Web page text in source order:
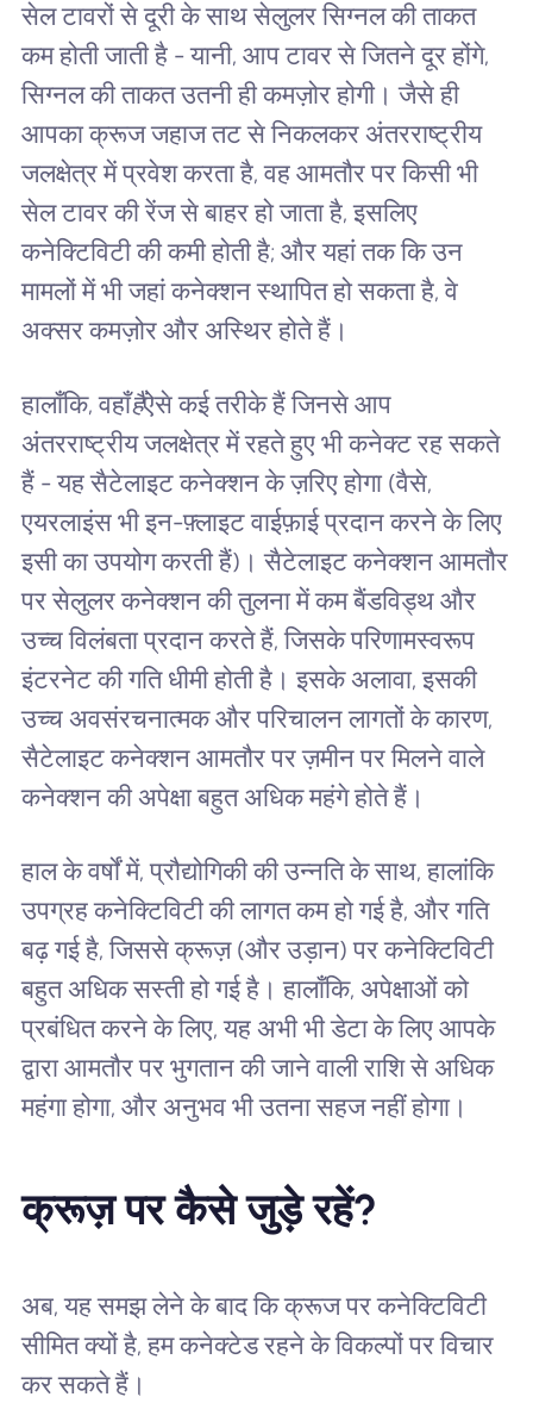
सेल टावरों से दूरी के साथ सेलुलर सिग्नल की ताकत
कम होती जाती है - यानी, आप टावर से जितने दूर होंगे,
सिग्नल की ताकत उतनी ही कमज़ोर होगी। जैसे ही
आपका क्रूज जहाज तट से निकलकर अंतरराष्ट्रीय
जलक्षेत्र में प्रवेश करता है, वह आमतौर पर किसी भी
सेल टावर की रेंज से बाहर हो जाता है, इसलिए
कनेक्टिविटी की कमी होती है; और यहां तक ​​कि उन
मामलों में भी जहां कनेक्शन स्थापित हो सकता है, वे
अक्सर कमज़ोर और अस्थिर होते हैं।
हालाँकि, वहाँहैंऐसे कई तरीके हैं जिनसे आप
अंतरराष्ट्रीय जलक्षेत्र में रहते हुए भी कनेक्ट रह सकते
हैं - यह सैटेलाइट कनेक्शन के ज़रिए होगा (वैसे,
एयरलाइंस भी इन-फ़्लाइट वाईफ़ाई प्रदान करने के लिए
इसी का उपयोग करती हैं)। सैटेलाइट कनेक्शन आमतौर
पर सेलुलर कनेक्शन की तुलना में कम बैंडविड्थ और
उच्च विलंबता प्रदान करते हैं, जिसके परिणामस्वरूप
इंटरनेट की गति धीमी होती है। इसके अलावा, इसकी
उच्च अवसंरचनात्मक और परिचालन लागतों के कारण,
सैटेलाइट कनेक्शन आमतौर पर ज़मीन पर मिलने वाले
कनेक्शन की अपेक्षा बहुत अधिक महंगे होते हैं।
हाल के वर्षों में, प्रौद्योगिकी की उन्नति के साथ, हालांकि
उपग्रह कनेक्टिविटी की लागत कम हो गई है, और गति
बढ़ गई है, जिससे क्रूज़ (और उड़ान) पर कनेक्टिविटी
बहुत अधिक सस्ती हो गई है। हालाँकि, अपेक्षाओं को
प्रबंधित करने के लिए, यह अभी भी डेटा के लिए आपके
द्वारा आमतौर पर भुगतान की जाने वाली राशि से अधिक
महंगा होगा, और अनुभव भी उतना सहज नहीं होगा।
क्रूज़ पर कैसे जुड़े रहें?
अब, यह समझ लेने के बाद कि क्रूज पर कनेक्टिविटी
सीमित क्यों है, हम कनेक्टेड रहने के विकल्पों पर विचार
कर सकते हैं।